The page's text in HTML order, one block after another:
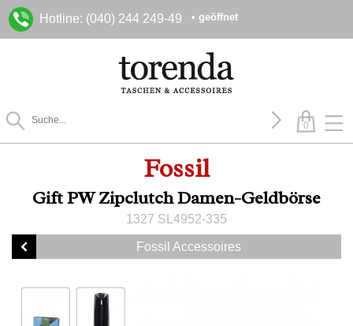
Hotline: (040) 244 249-49 • geöffnet
0
Fossil
Gift PW Zipclutch Damen-Geldbörse
1327 SL4952-335
Fossil Accessoires